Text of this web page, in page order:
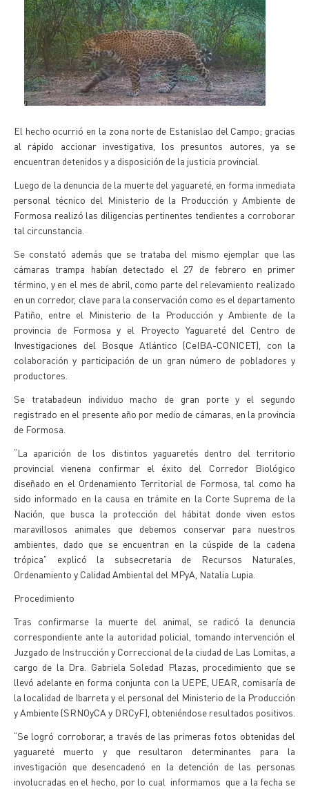
El hecho ocurrió en la zona norte de Estanislao del Campo; gracias
al rápido accionar investigativa, los presuntos autores, ya se
encuentran detenidos y a disposición de la justicia provincial.
Luego de la denuncia de la muerte del yaguareté, en forma inmediata
personal técnico del Ministerio de la Producción y Ambiente de
Formosa realizó las diligencias pertinentes tendientes a corroborar
tal circunstancia.
Se constató además que se trataba del mismo ejemplar que las
cámaras trampa habían detectado el 27 de febrero en primer
término, y en el mes de abril, como parte del relevamiento realizado
en un corredor, clave para la conservación como es el departamento
Patiño, entre el Ministerio de la Producción y Ambiente de la
provincia de Formosa y el Proyecto Yaguareté del Centro de
Investigaciones del Bosque Atlántico (CeIBA-CONICET), con la
colaboración y participación de un gran número de pobladores y
productores.
Se tratabadeun individuo macho de gran porte y el segundo
registrado en el presente año por medio de cámaras, en la provincia
de Formosa.
“La aparición de los distintos yaguaretés dentro del territorio
provincial vienena confirmar el éxito del Corredor Biológico
diseñado en el Ordenamiento Territorial de Formosa, tal como ha
sido informado en la causa en trámite en la Corte Suprema de la
Nación, que busca la protección del hábitat donde viven estos
maravillosos animales que debemos conservar para nuestros
ambientes, dado que se encuentran en la cúspide de la cadena
trópica” explicó la subsecretaria de Recursos Naturales,
Ordenamiento y Calidad Ambiental del MPyA, Natalia Lupia.
Procedimiento
Tras confirmarse la muerte del animal, se radicó la denuncia
correspondiente ante la autoridad policial, tomando intervención el
Juzgado de Instrucción y Correccional de la ciudad de Las Lomitas, a
cargo de la Dra. Gabriela Soledad Plazas, procedimiento que se
llevó adelante en forma conjunta con la UEPE, UEAR, comisaría de
la localidad de Ibarreta y el personal del Ministerio de la Producción
y Ambiente (SRNOyCA y DRCyF), obteniéndose resultados positivos.
“Se logró corroborar, a través de las primeras fotos obtenidas del
yaguareté muerto y que resultaron determinantes para la
investigación que desencadenó en la detención de las personas
involucradas en el hecho, por lo cual informamos que a la fecha se